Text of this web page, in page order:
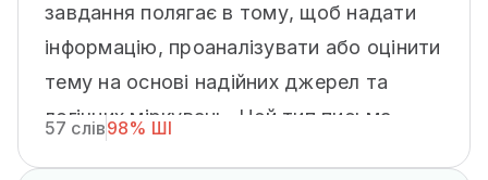
завдання полягає в тому, щоб надати
інформацію, проаналізувати або оцінити
тему на основі надійних джерел та
логічних міркувань. Цей тип письма
57 слів98% ШІ